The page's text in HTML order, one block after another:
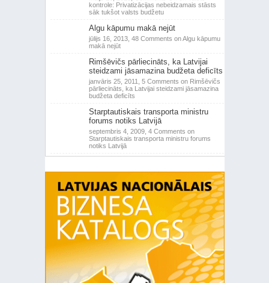
kontrole: Privatizācijas nebeidzamais stāsts
sāk tukšot valsts budžetu
Algu kāpumu makā nejūt
jūlijs 16, 2013, 48 Comments on Algu kāpumu
makā nejūt
Rimšēvičs pārliecināts, ka Latvijai
steidzami jāsamazina budžeta deficīts
janvāris 25, 2011, 5 Comments on Rimšēvičs
pārliecināts, ka Latvijai steidzami jāsamazina
budžeta deficīts
Starptautiskais transporta ministru
forums notiks Latvijā
septembris 4, 2009, 4 Comments on
Starptautiskais transporta ministru forums
notiks Latvijā